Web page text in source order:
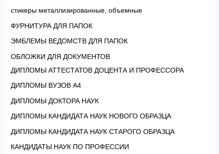
стикеры металлизированные, объемные
ФУРНИТУРА ДЛЯ ПАПОК
ЭМБЛЕМЫ ВЕДОМСТВ ДЛЯ ПАПОК
ОБЛОЖКИ ДЛЯ ДОКУМЕНТОВ
ДИПЛОМЫ АТТЕСТАТОВ ДОЦЕНТА И ПРОФЕССОРА
ДИПЛОМЫ ВУЗОВ А4
ДИПЛОМЫ ДОКТОРА НАУК
ДИПЛОМЫ КАНДИДАТА НАУК НОВОГО ОБРАЗЦА
ДИПЛОМЫ КАНДИДАТА НАУК СТАРОГО ОБРАЗЦА
КАНДИДАТЫ НАУК ПО ПРОФЕССИИ